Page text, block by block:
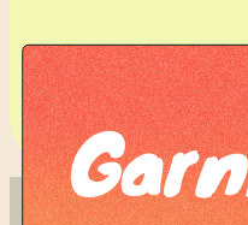
Komplett
tova din